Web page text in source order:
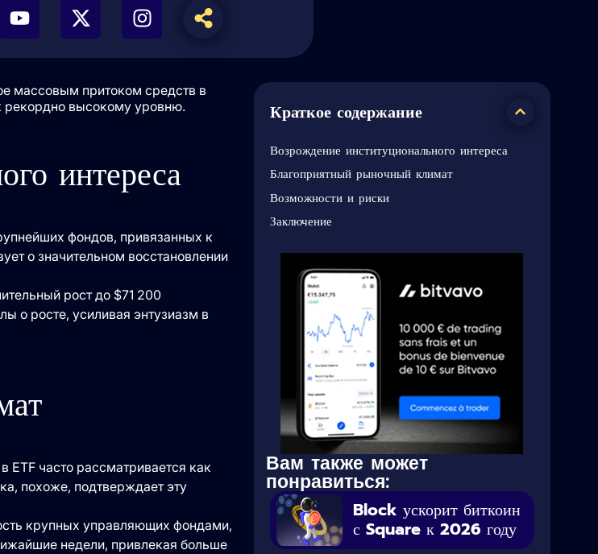
массовым притоком средств в
рекордно высокому уровню.
интереса
фондов, привязанных к
о значительном восстановлении
рост до $71 200
о росте, усиливая энтузиазм в
ETF часто рассматривается как
похоже, подтверждает эту
крупных управляющих фондами,
недели, привлекая больше
Краткое содержание
Возрождение институционального интереса
Благоприятный рыночный климат
Возможности и риски
Заключение
Вам также может
понравиться:
Block ускорит биткоин
с Square к 2026 году